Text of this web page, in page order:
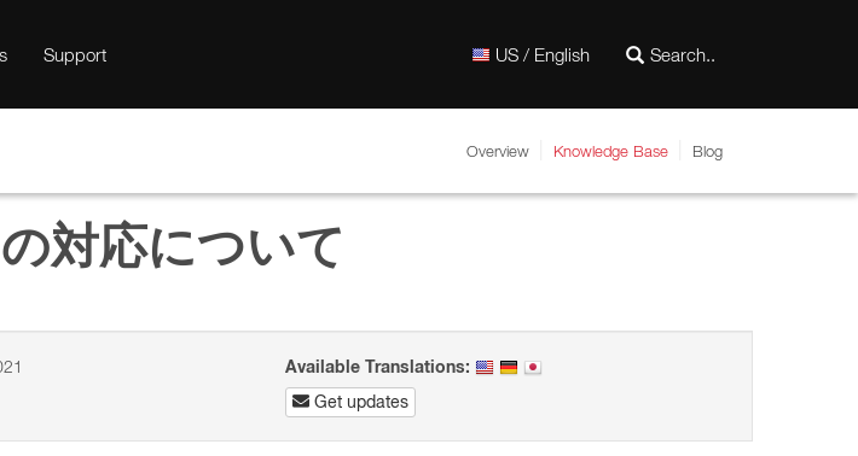
Support US / English
Overview Knowledge Base Blog
対応について
Available Translations:
Get updates